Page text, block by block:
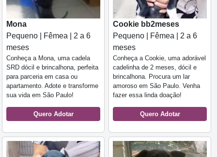
Mona
Pequeno | Fêmea | 2 a 6
meses
Conheça a Mona, uma cadela
SRD dócil e brincalhona, perfeita
para parceria em casa ou
apartamento. Adote e transforme
sua vida em São Paulo!
Quero Adotar
Cookie bb2meses
Pequeno | Fêmea | 2 a 6
meses
Conheça a Cookie, uma adorável
cadelinha de 2 meses, dócil e
brincalhona. Procura um lar
amoroso em São Paulo. Venha
fazer essa linda doação!
Quero Adotar